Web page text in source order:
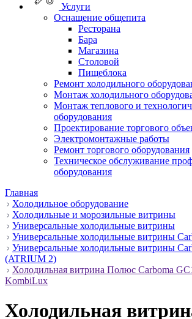
Услуги
Оснащение общепита
Ресторана
Бара
Магазина
Столовой
Пищеблока
Ремонт холодильного
Монтаж холодильного
Монтаж теплового и
оборудования
Проектирование торгового
Электромонтажные работы
Ремонт торгового оборудования
Техническое обслуживание
оборудования
Главная
Холодильное оборудование
Холодильные и морозильные витрины
Универсальные холодильные витрины
Универсальные холодильные витрины
Универсальные холодильные витрины
(ATRIUM 2)
Холодильная витрина Полюс Carboma
KombiLux
Холодильная